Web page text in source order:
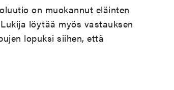
on muokannut eläinten
löytää myös vastauksen
lopuksi siihen, että